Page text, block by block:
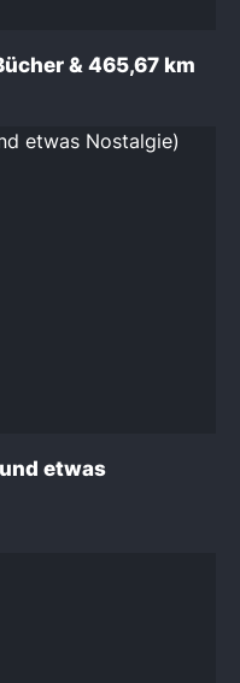
& 465,67 km
etwas